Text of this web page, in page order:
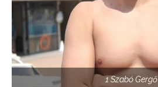
1 Szabó Gergő